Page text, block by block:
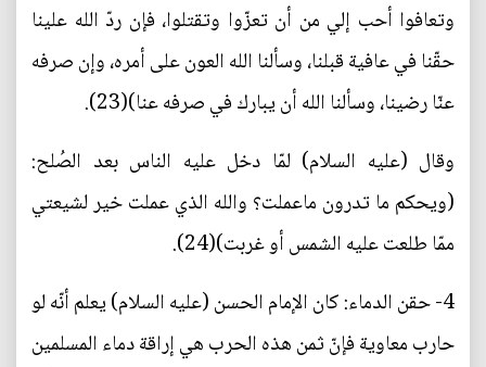
وتعافوا أحب إلي من أن تعزّوا وتقتلوا، فإن ردّ الله علينا
حقّنا في عافية قبلنا، وسألنا الله العون على أمره، وإن صرفه
عنّا رضينا، وسألنا الله أن يبارك في صرفه عنا)(23).
وقال (عليه السلام) لمّا دخل عليه الناس بعد الصُلح:
(ويحكم ما تدرون ماعملت؟ والله الذي عملت خير لشيعتي
ممّا طلعت عليه الشمس أو غربت)(24).
4- حقن الدماء: كان الإمام الحسن (عليه السلام) يعلم أنّه لو
حارب معاوية فإنّ ثمن هذه الحرب هي إراقة دماء المسلمين